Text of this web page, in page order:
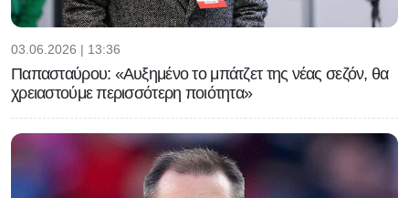
03.06.2026 | 13:36
Παπασταύρου: «Αυξημένο το μπάτζετ της νέας σεζόν, θα
χρειαστούμε περισσότερη ποιότητα»